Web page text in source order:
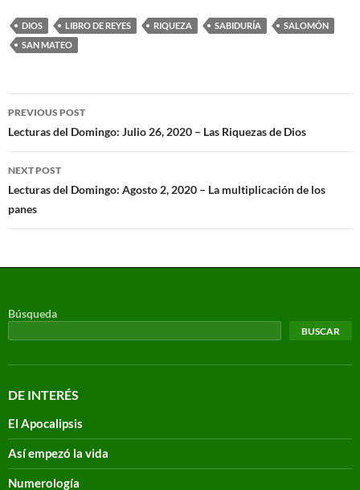
DIOS LIBRO DE REYES RIQUEZA SABIDURÍA
SALOMÓN
SAN MATEO
PREVIOUS POST
Lecturas del Domingo: Julio 26, 2020 – Las Riquezas de Dios
NEXT POST
Lecturas del Domingo: Agosto 2, 2020 – La multiplicación de los
panes
Búsqueda
BUSCAR
DE INTERÉS
El Apocalipsis
Así empezó la vida
Numerología